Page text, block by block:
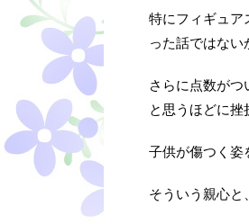
特にフィギュア
った話ではない
さらに点数が
と思うほどに挫
子供が傷つく姿
そういう親心と